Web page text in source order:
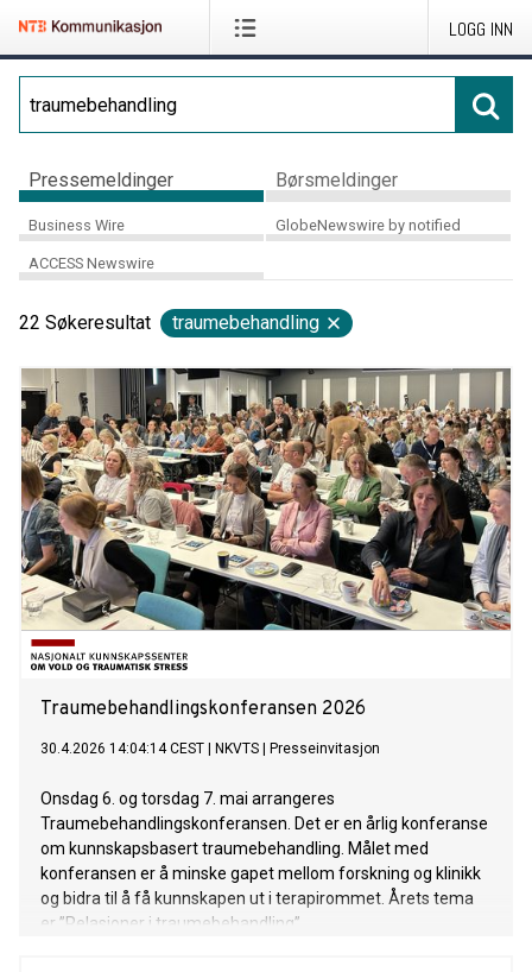
LOGG INN
Pressemeldinger Børsmeldinger
Business Wire GlobeNewswire by notified
ACCESS Newswire
22 Søkeresultat traumebehandling
Traumebehandlingskonferansen 2026
30.4.2026 14:04:14 CEST NKVTS Presseinvitasjon
Onsdag 6. og torsdag 7. mai arrangeres
Traumebehandlingskonferansen. Det er en årlig konferanse
om kunnskapsbasert traumebehandling. Målet med
konferansen er å minske gapet mellom forskning og klinikk
og bidra til å få kunnskapen ut i terapirommet. Årets tema
er ”Relasjoner i traumebehandling”.